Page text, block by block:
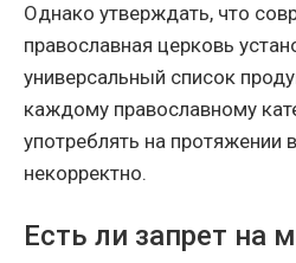
Однако утверждать, что
православная церковь
универсальный список
каждому православному
употреблять на
некорректно.
Есть ли запрет на